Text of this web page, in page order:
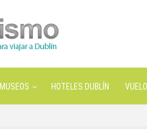
MUSEOS HOTELES DUBLÍN